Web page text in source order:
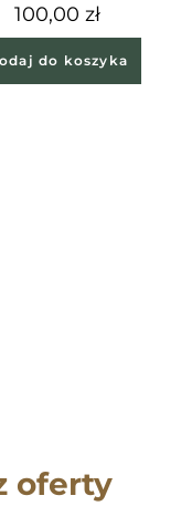
100,00 zł
do koszyka
oferty